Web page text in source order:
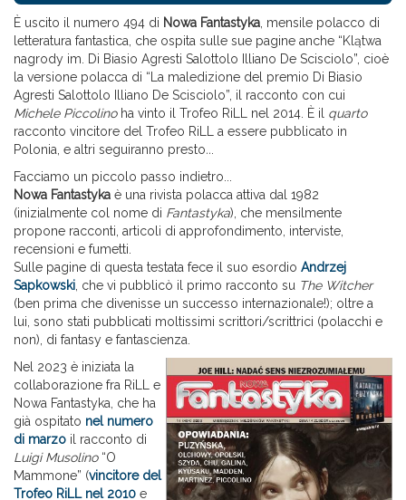
È uscito il numero 494 di Nowa Fantastyka , mensile polacco di
letteratura fantastica, che ospita sulle sue pagine anche “Klątwa
nagrody im. Di Biasio Agresti Salottolo Illiano De Scisciolo”, cioè
la versione polacca di “La maledizione del premio Di Biasio
Agresti Salottolo Illiano De Scisciolo”, il racconto con cui
Michele Piccolinoha vinto il Trofeo RiLL nel 2014. È il quarto
racconto vincitore del Trofeo RiLL a essere pubblicato in
Polonia, e altri seguiranno presto..
Facciamo un piccolo passo indietro...
Nowa Fantastyka è una rivista polacca attiva dal 1982
(inizialmente col nome di Fantastyka), che mensilmente
propone racconti, articoli di approfondimento, interviste,
recensioni e fumetti.
Sulle pagine di questa testata fece il suo esordio Andrzej
Sapkowski , che vi pubblicò il primo racconto su The Witcher
(ben prima che divenisse un successo internazionale!); oltre a
lui, sono stati pubblicati moltissimi scrittori/scrittrici (polacchi e
non), di fantasy e fantascienza.
Nel 2023 è iniziata la
collaborazione fra RiLL e
Nowa Fantastyka, che ha
già ospitato nel numero
di marzo il racconto di
Luigi Musolino“O
Mammone” (vincitore del
Trofeo RiLL nel 2010 e